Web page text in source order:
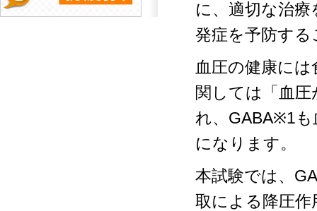
に、適切な治
発症を予防す
血圧の健康に
関しては「血
れ、GABA※1も
になります。
本試験では、
取による降圧